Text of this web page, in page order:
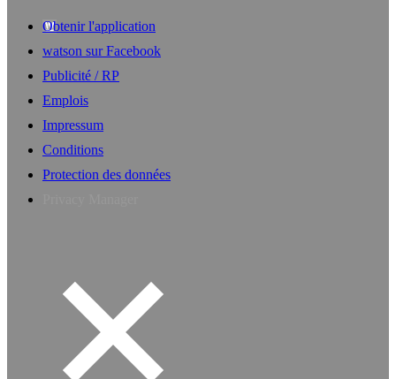
Obtenir l'application
watson sur Facebook
Publicité / RP
Emplois
Impressum
Conditions
Protection des données